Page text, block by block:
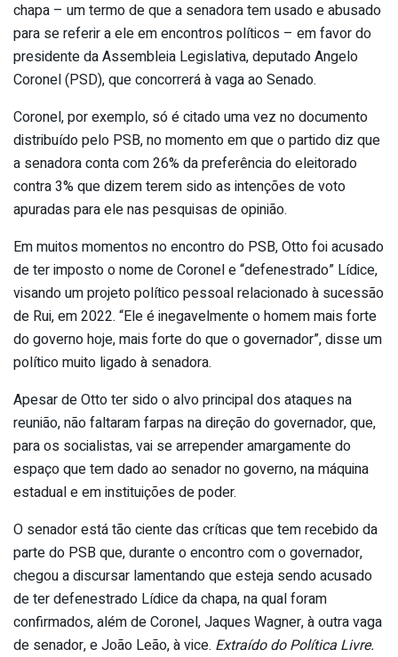
chapa – um termo de que a senadora tem usado e abusado
para se referir a ele em encontros políticos – em favor do
presidente da Assembleia Legislativa, deputado Angelo
Coronel (PSD), que concorrerá à vaga ao Senado.
Coronel, por exemplo, só é citado uma vez no documento
distribuído pelo PSB, no momento em que o partido diz que
a senadora conta com 26% da preferência do eleitorado
contra 3% que dizem terem sido as intenções de voto
apuradas para ele nas pesquisas de opinião.
Em muitos momentos no encontro do PSB, Otto foi acusado
de ter imposto o nome de Coronel e “defenestrado” Lídice,
visando um projeto político pessoal relacionado à sucessão
de Rui, em 2022. “Ele é inegavelmente o homem mais forte
do governo hoje, mais forte do que o governador”, disse um
político muito ligado à senadora.
Apesar de Otto ter sido o alvo principal dos ataques na
reunião, não faltaram farpas na direção do governador, que,
para os socialistas, vai se arrepender amargamente do
espaço que tem dado ao senador no governo, na máquina
estadual e em instituições de poder.
O senador está tão ciente das críticas que tem recebido da
parte do PSB que, durante o encontro com o governador,
chegou a discursar lamentando que esteja sendo acusado
de ter defenestrado Lídice da chapa, na qual foram
confirmados, além de Coronel, Jaques Wagner, à outra vaga
de senador, e João Leão, à vice. Extraído do Política Livre.